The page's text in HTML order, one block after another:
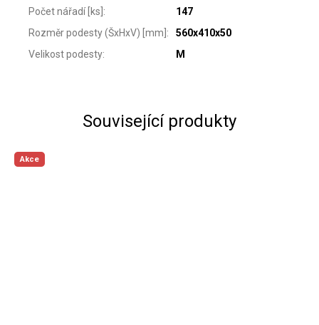
Počet nářadí [ks] :
147
Rozměr podesty (ŠxHxV) [mm] :
560x410x50
Velikost podesty: M
Související produkty
Akce